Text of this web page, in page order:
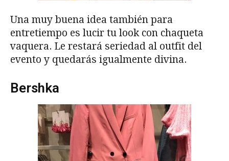
Una muy buena idea también para
entretiempo es lucir tu look con chaqueta
vaquera. Le restará seriedad al outfit del
evento y quedarás igualmente divina.
Bershka